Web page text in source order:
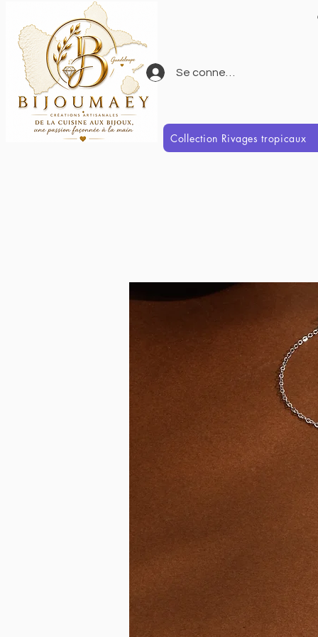
Se connecter
Collection Rivages tropicaux